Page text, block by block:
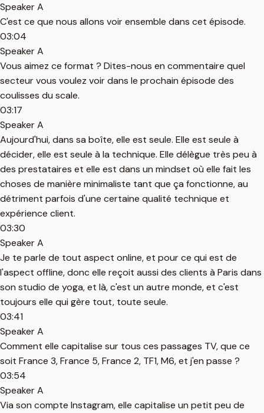
Speaker A
C'est ce que nous allons voir ensemble dans cet épisode.
03:04
Speaker A
Vous aimez ce format ? Dites-nous en commentaire quel
secteur vous voulez voir dans le prochain épisode des
coulisses du scale.
03:17
Speaker A
Aujourd'hui, dans sa boîte, elle est seule. Elle est seule à
décider, elle est seule à la technique. Elle délègue très peu à
des prestataires et elle est dans un mindset où elle fait les
choses de manière minimaliste tant que ça fonctionne, au
détriment parfois d'une certaine qualité technique et
expérience client.
03:30
Speaker A
Je te parle de tout aspect online, et pour ce qui est de
l'aspect offline, donc elle reçoit aussi des clients à Paris dans
son studio de yoga, et là, c'est un autre monde, et c'est
toujours elle qui gère tout, toute seule.
03:41
Speaker A
Comment elle capitalise sur tous ces passages TV, que ce
soit France 3, France 5, France 2, TF1, M6, et j'en passe ?
03:54
Speaker A
Via son compte Instagram, elle capitalise un petit peu de